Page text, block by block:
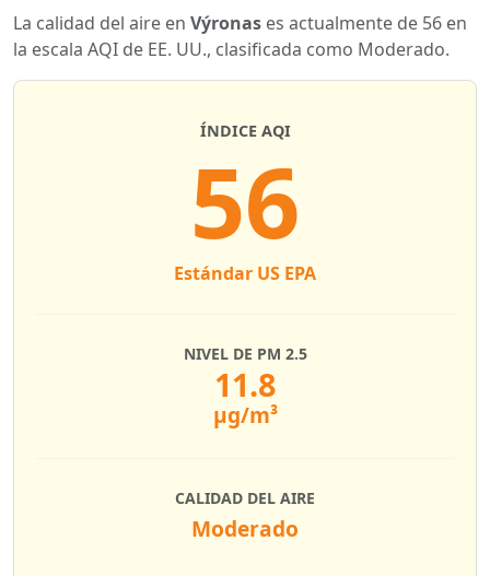
La calidad del aire en Výronas es actualmente de 56 en
la escala AQI de EE. UU., clasificada como Moderado.
ÍNDICE AQI
56
Estándar US EPA
NIVEL DE PM 2.5
11.8
µg/m³
CALIDAD DEL AIRE
Moderado